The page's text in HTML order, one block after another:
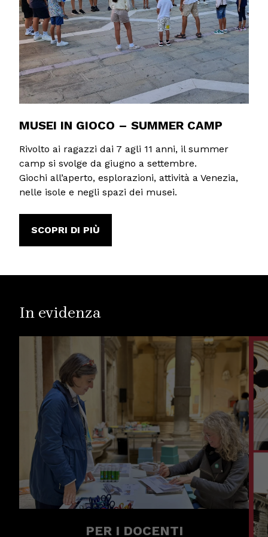
MUSEI IN GIOCO – SUMMER CAMP
Rivolto ai ragazzi dai 7 agli 11 anni, il summer
camp si svolge da giugno a settembre.
Giochi all’aperto, esplorazioni, attività a Venezia,
nelle isole e negli spazi dei musei.
SCOPRI DI PIÙ
In evidenza
PER I DOCENTI